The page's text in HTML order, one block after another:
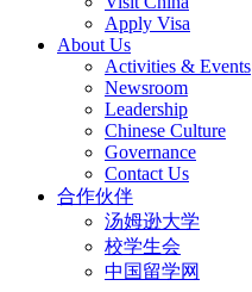
Apply Visa
About Us
Activities & Events
Newsroom
Leadership
Chinese Culture
Governance
Contact Us
合作伙伴
汤姆逊大学
校学生会
中国留学网